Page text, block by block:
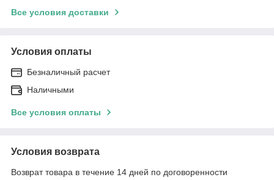
Все условия доставки
Условия оплаты
Безналичный расчет
Наличными
Все условия оплаты
Условия возврата
Возврат товара в течение 14 дней по договоренности